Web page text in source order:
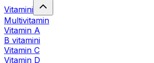
Vitamini
Multivitamin
Vitamin A
B vitamini
Vitamin C
Vitamin D